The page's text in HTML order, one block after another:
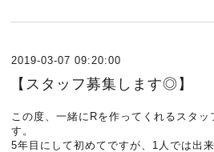
2019-03-07 09:20:00
【スタッフ募集します◎】
この度、一緒にRを作ってくれるスタッ
す。
5年目にして初めてですが、1人では出